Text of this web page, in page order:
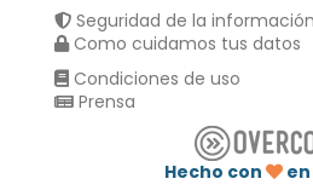
Seguridad de la información
Como cuidamos tus datos
Condiciones de uso
Prensa
Hecho con
en